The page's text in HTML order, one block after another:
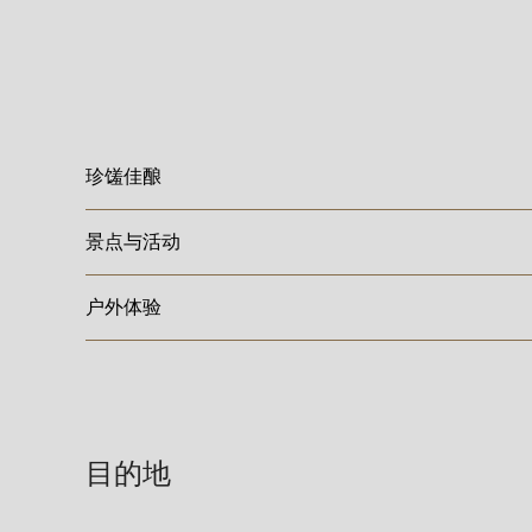
珍馐佳酿
景点与活动
户外体验
目的地